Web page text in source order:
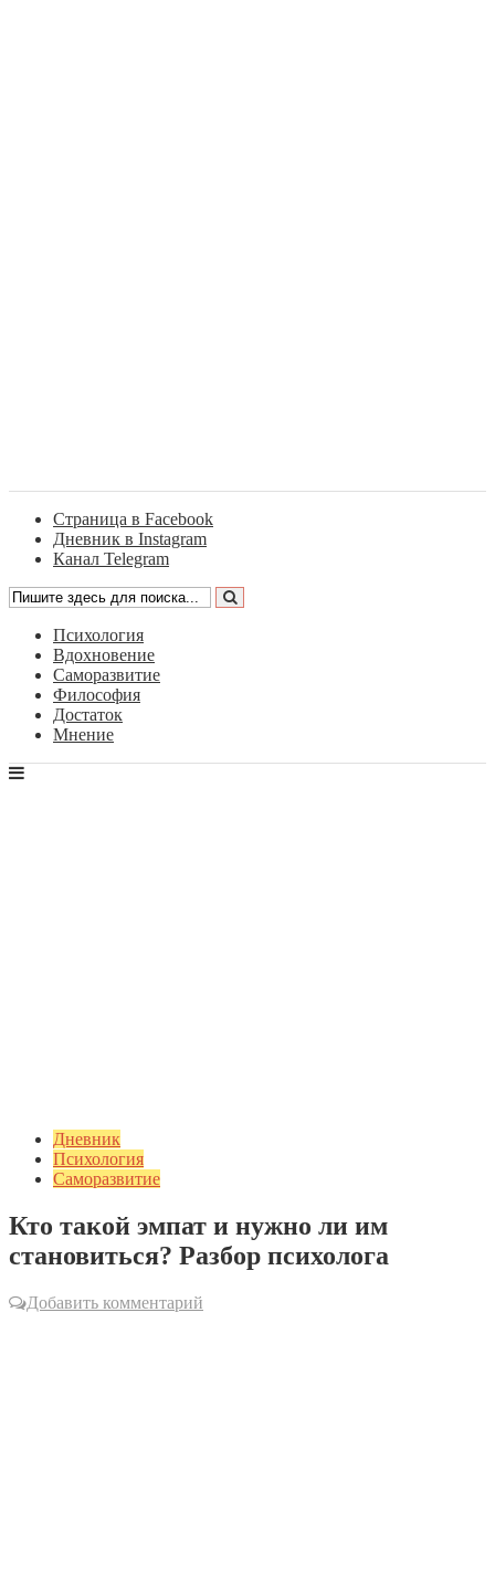
Страница в Facebook
Дневник в Instagram
Канал Telegram
Психология
Вдохновение
Саморазвитие
Философия
Достаток
Мнение
Дневник
Психология
Саморазвитие
Кто такой эмпат и нужно ли им
становиться? Разбор психолога
Добавить комментарий